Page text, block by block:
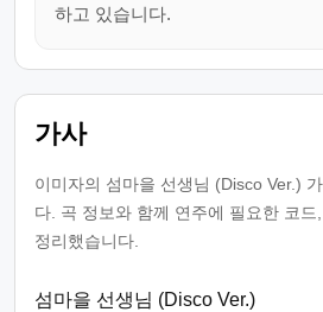
하고 있습니다.
가사
이미자의 섬마을 선생님 (Disco Ver.)
다. 곡 정보와 함께 연주에 필요한 코
정리했습니다.
섬마을 선생님 (Disco Ver.)